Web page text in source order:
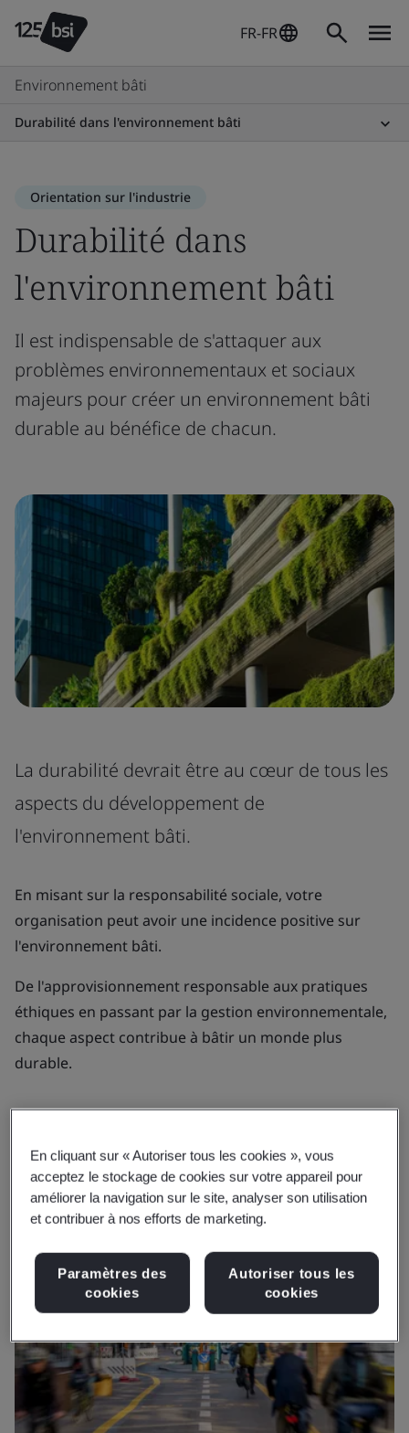
FR-FR
Environnement bâti
Durabilité dans l'environnement bâti
Orientation sur l'industrie
Durabilité dans
l'environnement bâti
Il est indispensable de s'attaquer aux
problèmes environnementaux et sociaux
majeurs pour créer un environnement bâti
durable au bénéfice de chacun.
La durabilité devrait être au cœur de tous les
aspects du développement de
l'environnement bâti.
En misant sur la responsabilité sociale, votre
organisation peut avoir une incidence positive sur
l'environnement bâti.
De l'approvisionnement responsable aux pratiques
éthiques en passant par la gestion environnementale,
chaque aspect contribue à bâtir un monde plus
durable.
En cliquant sur « Autoriser tous les cookies », vous
acceptez le stockage de cookies sur votre appareil pour
améliorer la navigation sur le site, analyser son utilisation
et contribuer à nos efforts de marketing.
Paramètres des
cookies
Autoriser tous les
cookies